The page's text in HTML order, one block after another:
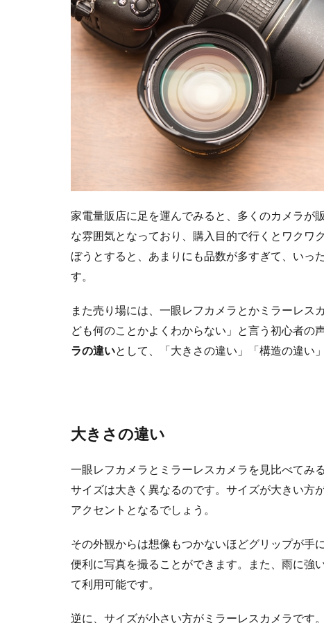
家電量販店に足を運んでみると、多くのカメラが
な雰囲気となっており、購入目的で行くとワクワ
ぼうとすると、あまりにも品数が多すぎて、いっ
す。
また売り場には、一眼レフカメラとかミラーレ
ども何のことかよくわからない」と言う初心者の
ラの違いとして、「大きさの違い」「構造の違い
大きさの違い
一眼レフカメラとミラーレスカメラを見比べてみ
サイズは大きく異なるのです。サイズが大きい方
アクセントとなるでしょう。
その外観からは想像もつかないほどグリップが手
便利に写真を撮ることができます。また、雨に強
て利用可能です。
逆に、サイズが小さい方がミラーレスカメラです